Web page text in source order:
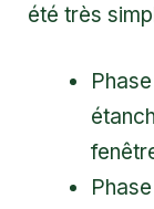
été très